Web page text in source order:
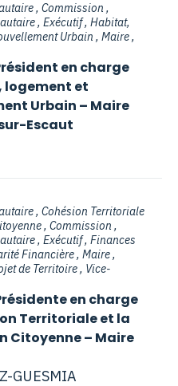
, Commission ,
, Exécutif , Habitat,
Urbain , Maire ,
en charge
logement et
Urbain – Maire
Escaut
, Cohésion Territoriale
, Commission ,
, Exécutif , Finances
Financière , Maire ,
de Territoire , Vice-
en charge
Territoriale et la
Citoyenne – Maire
GUESMIA